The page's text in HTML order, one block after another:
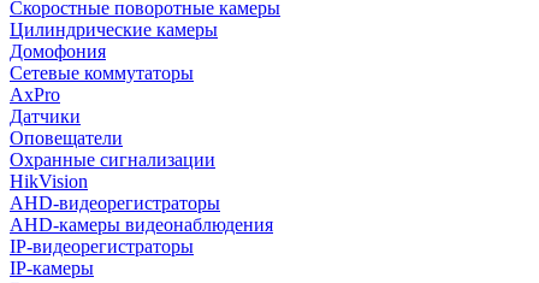
Скоростные поворотные камеры
Цилиндрические камеры
Домофония
Сетевые коммутаторы
AxPro
Датчики
Оповещатели
Охранные сигнализации
HikVision
AHD-видеорегистраторы
AHD-камеры видеонаблюдения
IP-видеорегистраторы
IP-камеры